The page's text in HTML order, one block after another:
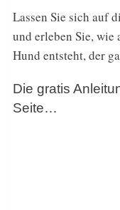
Lassen Sie sich auf
und erleben Sie,
Hund entsteht, der
Die gratis
Seite…